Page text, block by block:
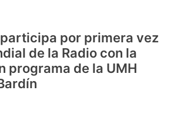
por primera vez
de la Radio con la
programa de la UMH